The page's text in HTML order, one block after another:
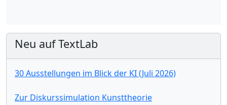
Neu auf TextLab
30 Ausstellungen im Blick der KI (Juli 2026)
Zur Diskurssimulation Kunsttheorie